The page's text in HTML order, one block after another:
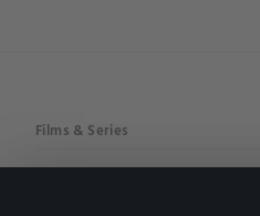
Films & Series